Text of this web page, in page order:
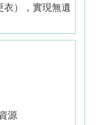
衣），實現無遺
源